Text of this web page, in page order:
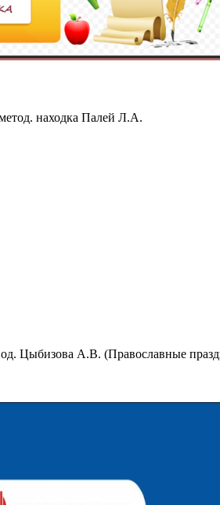
находка Палей Л.А.
Цыбизова А.В. (Православные